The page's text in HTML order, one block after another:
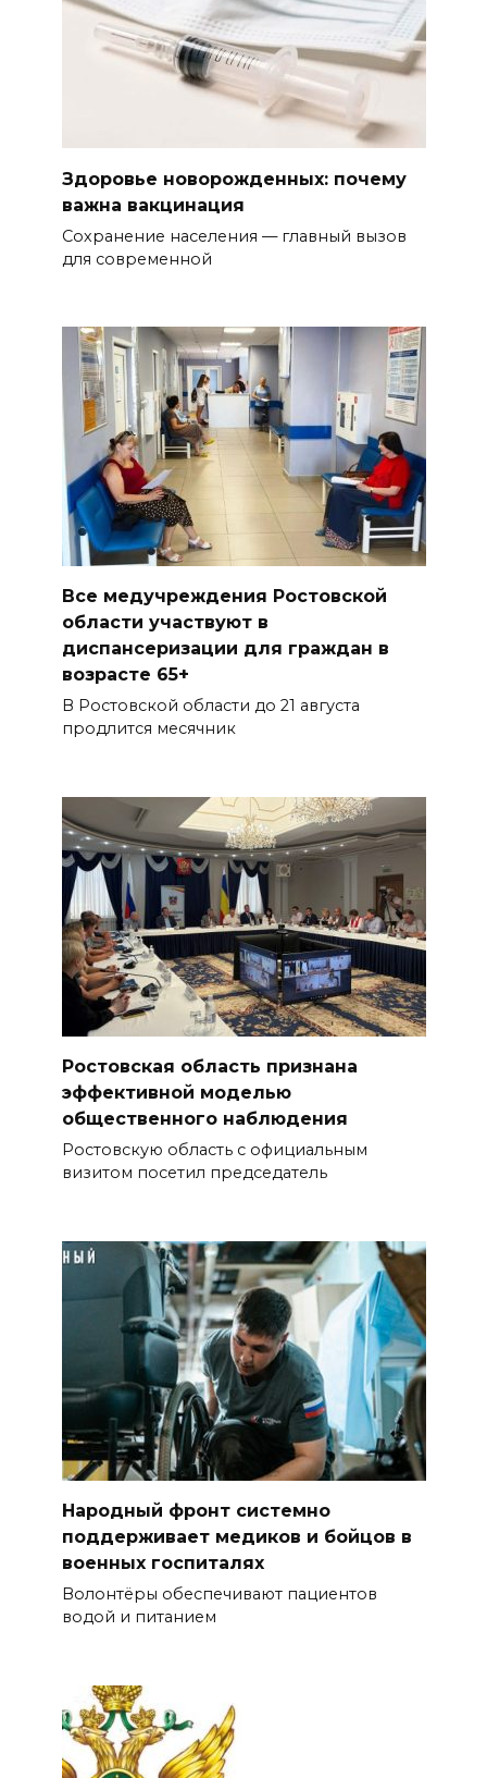
Здоровье новорожденных: почему
важна вакцинация
Сохранение населения — главный вызов
для современной
Все медучреждения Ростовской
области участвуют в
диспансеризации для граждан в
возрасте 65+
В Ростовской области до 21 августа
продлится месячник
Ростовская область признана
эффективной моделью
общественного наблюдения
Ростовскую область с официальным
визитом посетил председатель
Народный фронт системно
поддерживает медиков и бойцов в
военных госпиталях
Волонтёры обеспечивают пациентов
водой и питанием